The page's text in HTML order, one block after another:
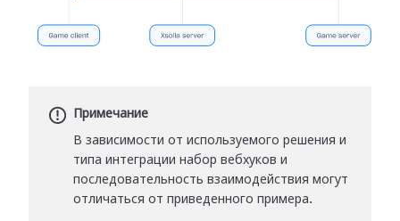
Примечание
В зависимости от используемого решения и
типа интеграции набор вебхуков и
последовательность взаимодействия могут
отличаться от приведенного примера.